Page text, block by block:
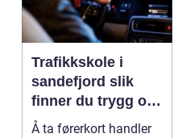
Trafikkskole i
sandefjord slik
finner du trygg og
effektiv opplæring
Å ta førerkort handler